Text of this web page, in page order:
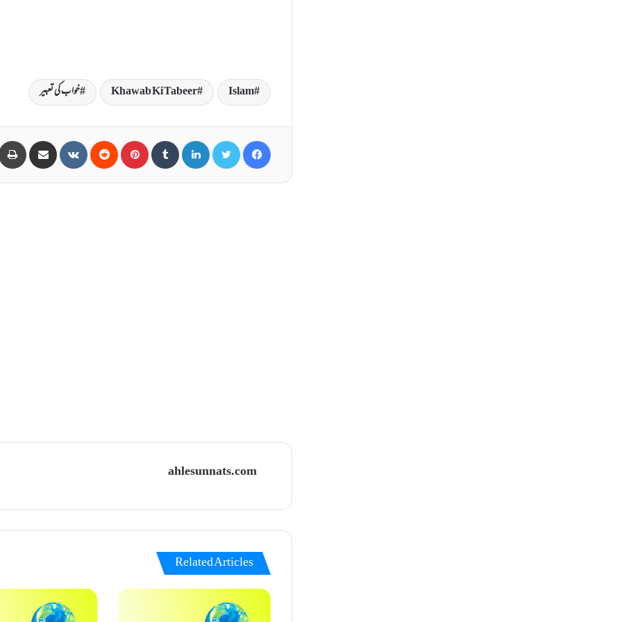
Islam
Khawab Ki Tabeer خواب کی تعبیر
Facebook
Twitter
LinkedIn
Tumblr
Pinterest
Reddit
VKontakte
Share via Email
ahlesunnats.com
Related Articles